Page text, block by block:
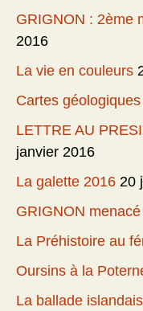
GRIGNON : 2ème
2016
La vie en couleurs
Cartes
LETTRE AU
janvier 2016
La galette 2016 20
GRIGNON menacé
La Préhistoire au
Oursins à la
La ballade